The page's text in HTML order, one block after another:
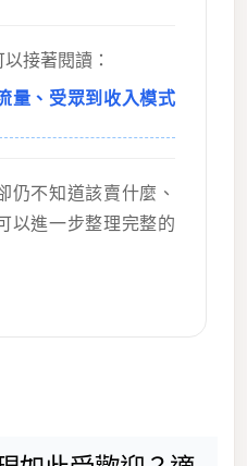
接著閱讀：
量、受眾到收入模式
仍不知道該賣什麼、
以進一步整理完整的